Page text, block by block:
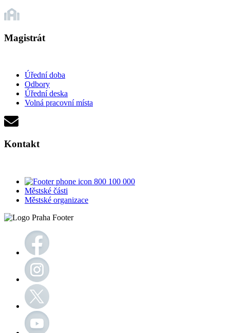
Magistrát
Úřední doba
Odbory
Úřední deska
Volná pracovní místa
Kontakt
800 100 000
Městské části
Městské organizace